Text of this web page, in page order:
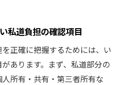
私道負担の確認項目
正確に把握するためには、い
あります。まず、私道部分の
所有・共有・第三者所有な